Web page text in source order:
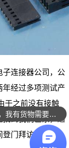
子连接器公司，公
年经过多项测试产
于之前没有接触
找到我们巨东，通
门拜访。
您好，我有货物需要你们的产品。